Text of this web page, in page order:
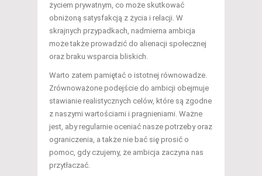
życiem prywatnym, co może skutkować
obniżoną satysfakcją z życia i relacji. W
skrajnych przypadkach, nadmierna ambicja
może także prowadzić do alienacji społecznej
oraz braku wsparcia bliskich.
Warto zatem pamiętać o istotnej równowadze.
Zrównoważone podejście do ambicji obejmuje
stawianie realistycznych celów, które są zgodne
z naszymi wartościami i pragnieniami. Ważne
jest, aby regularnie oceniać nasze potrzeby oraz
ograniczenia, a także nie bać się prosić o
pomoc, gdy czujemy, że ambicja zaczyna nas
przytłaczać.